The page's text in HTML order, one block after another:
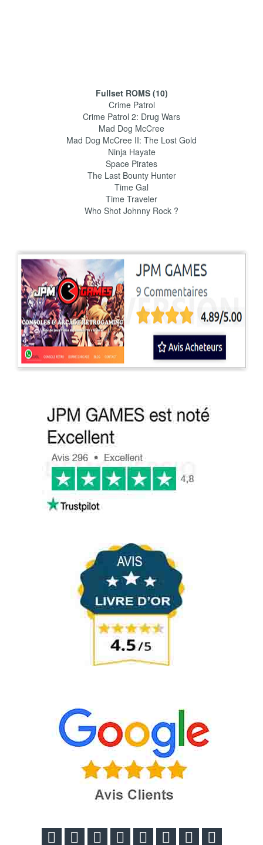
Fullset ROMS (10)
Crime Patrol
Crime Patrol 2: Drug Wars
Mad Dog McCree
Mad Dog McCree II: The Lost Gold
Ninja Hayate
Space Pirates
The Last Bounty Hunter
Time Gal
Time Traveler
Who Shot Johnny Rock ?
       